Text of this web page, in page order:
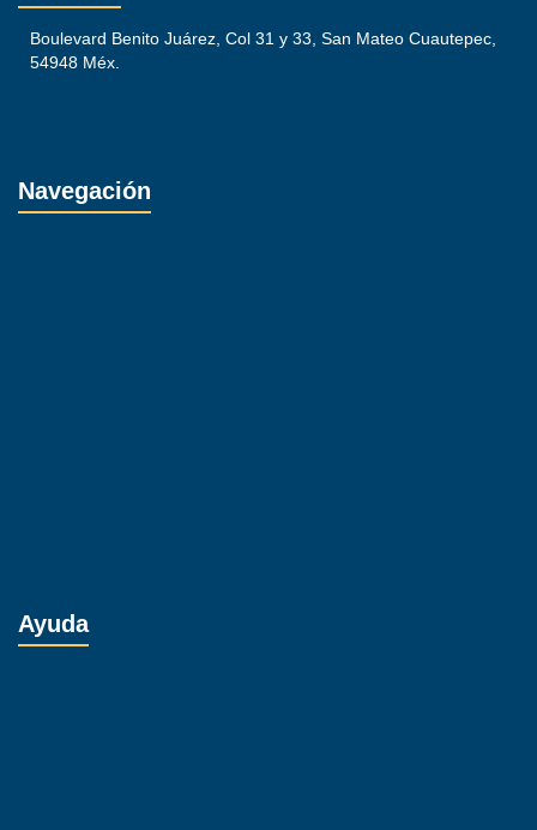
Boulevard Benito Juárez, Col 31 y 33, San Mateo Cuautepec,
54948 Méx.
Navegación
Ayuda